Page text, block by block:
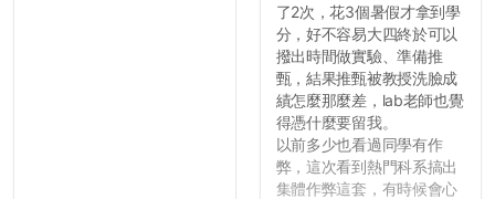
了2次，花3個暑假才拿到學
分，好不容易大四終於可以
撥出時間做實驗、準備推
甄，結果推甄被教授洗臉成
績怎麼那麼差，lab老師也覺
得憑什麼要留我。
以前多少也看過同學有作
弊，這次看到熱門科系搞出
集體作弊這套，有時候會心